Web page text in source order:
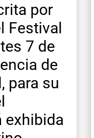
por
Festival
7 de
de
para su
exhibida